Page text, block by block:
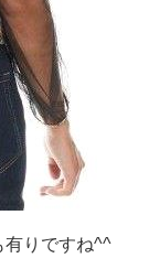
有りですね^^